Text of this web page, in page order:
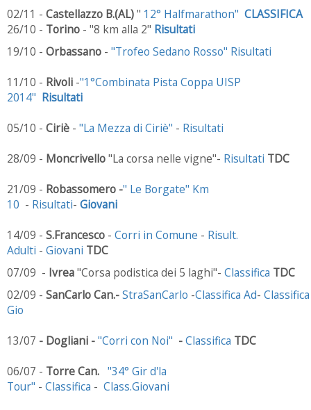
02/11 - Castellazzo B.(AL)" 12° Halfmarathon" CLASSIFICA
26/10 - Torino - "8 km alla 2" Risultati
19/10 - Orbassano - "Trofeo Sedano Rosso" Risultati
11/10 - Rivoli -"1°Combinata Pista Coppa UISP
2014" Risultati
05/10 - Ciriè - "La Mezza di Ciriè" - Risultati
28/09 - Moncrivello"La corsa nelle vigne"- Risultati TDC
21/09 - Robassomero -" Le Borgate" Km
10 - Risultati- Giovani
14/09 - S.Francesco - Corri in Comune - Risult.
Adulti - Giovani TDC
07/09 - Ivrea"Corsa podistica dei 5 laghi"- Classifica TDC
02/09 - SanCarlo Can.-StraSanCarlo -Classifica Ad- Classifica
Gio
13/07 - Dogliani -"Corri con Noi" -Classifica TDC
06/07 - Torre Can. "34° Gir d'la
Tour" - Classifica - Class.Giovani